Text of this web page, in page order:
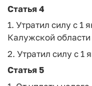
Статья 4
1. Утратил силу с 1
Калужской области
2. Утратил силу с 1
Статья 5